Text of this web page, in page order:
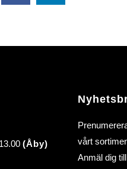
(Åby)
vårt
Anmäl dig